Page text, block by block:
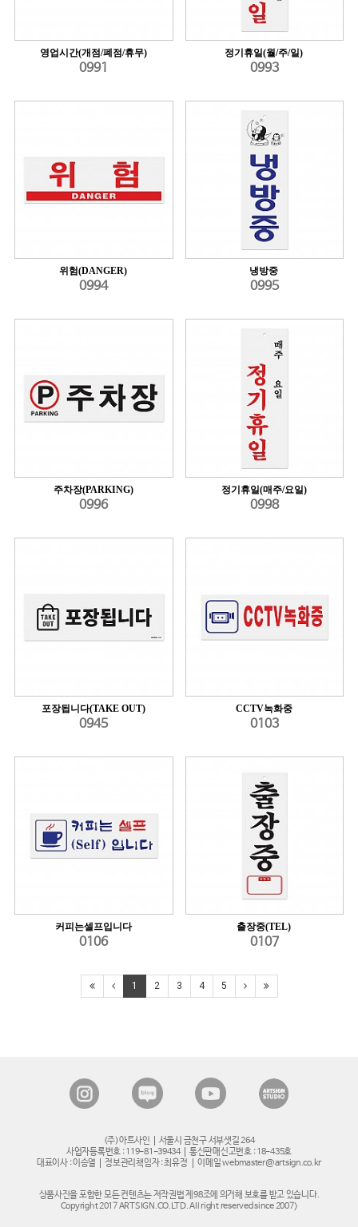
영업시간(개점/폐점/휴무)
0991
정기휴일(월/주/일)
0993
위험(DANGER)
0994
냉방중
0995
주차장(PARKING)
0996
정기휴일(매주/요일)
0998
포장됩니다(TAKE OUT)
0945
CCTV녹화중
0103
커피는셀프입니다
0106
출장중(TEL)
0107
1 2 3 4 5
(주)아트사인
서울시 금천구 서부샛길 264
사업자등록번호 : 119-81-39434
통신판매신고번호 : 18-435호
대표이사 : 이승열
정보관리책임자 : 최유정 이메일 webmaster@artsign.co.kr
상품사진을 포함한 모든 컨텐츠는 저작권법 제98조에 의거해 보호를 받고 있습니다.
Copyright 2017 ARTSIGN.CO.LTD. All right reserved since 2007>